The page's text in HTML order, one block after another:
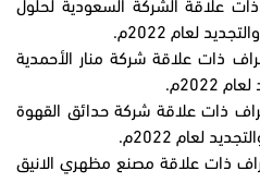
ذات علاقة شركة منار الأحمدية
ذات علاقة شركة حدائق القهوة
ذات علاقة مصنع مظهري الانيق